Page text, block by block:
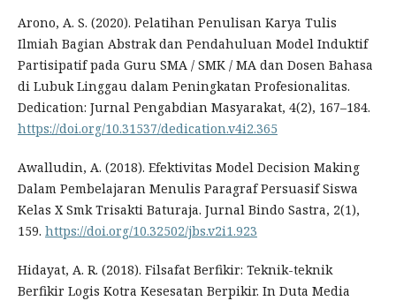
Arono, A. S. (2020). Pelatihan Penulisan Karya Tulis
Ilmiah Bagian Abstrak dan Pendahuluan Model Induktif
Partisipatif pada Guru SMA / SMK / MA dan Dosen Bahasa
di Lubuk Linggau dalam Peningkatan Profesionalitas.
Dedication: Jurnal Pengabdian Masyarakat, 4(2), 167–184.
https://doi.org/10.31537/dedication.v4i2.365
Awalludin, A. (2018). Efektivitas Model Decision Making
Dalam Pembelajaran Menulis Paragraf Persuasif Siswa
Kelas X Smk Trisakti Baturaja. Jurnal Bindo Sastra, 2(1),
159. https://doi.org/10.32502/jbs.v2i1.923
Hidayat, A. R. (2018). Filsafat Berfikir: Teknik-teknik
Berfikir Logis Kotra Kesesatan Berpikir. In Duta Media